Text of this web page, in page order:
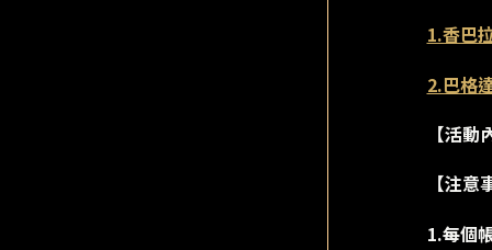
1.香巴
2.巴格
【活動
【注意
1.每個